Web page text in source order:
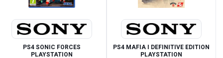
PS4 MAFIA I DEFINITIVE EDITION
PLAYSTATION
PS4 SONIC FORCES
PLAYSTATION